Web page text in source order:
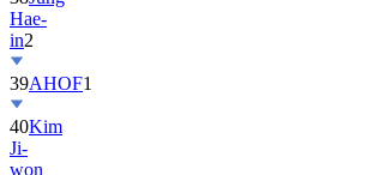
Hae-
in2
39AHOF1
40Kim
Ji-
won